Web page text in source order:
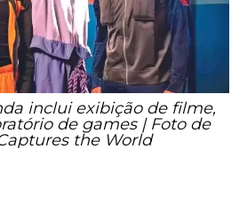
inclui exibição de filme,
de games | Foto de
the World